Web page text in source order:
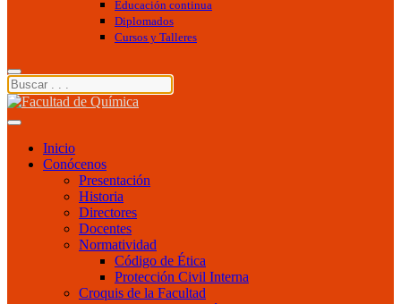
Educación continua
Diplomados
Cursos y Talleres
Inicio
Conócenos
Presentación
Historia
Directores
Docentes
Normatividad
Código de Ética
Protección Civil Interna
Croquis de la Facultad